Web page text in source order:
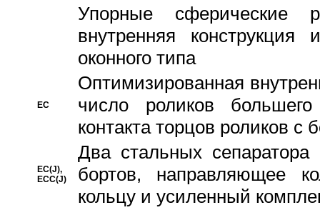
Упорные сферические
внутренняя
оконного типа
EC
Oптимизированная
число роликов
контакта торцов роликов с
EC(J),
ECC(J)
Два стальных сепаратора
бортов, направляющее
кольцу и усиленный